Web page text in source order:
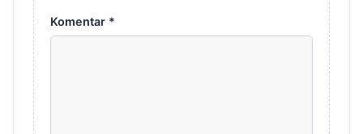
Komentar *